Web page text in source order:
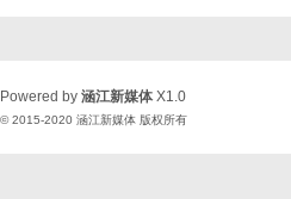
Powered by 涵江新媒体 X1.0
© 2015-2020 涵江新媒体 版权所有